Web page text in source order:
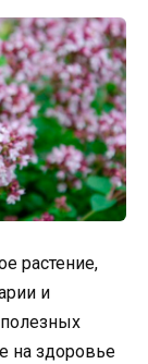
растение,
и
на здоровье